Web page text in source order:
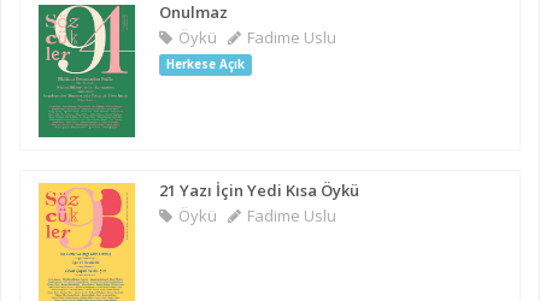
Onulmaz
Öykü
Fadime Uslu
Herkese Açık
21 Yazı İçin Yedi Kısa Öykü
Öykü
Fadime Uslu